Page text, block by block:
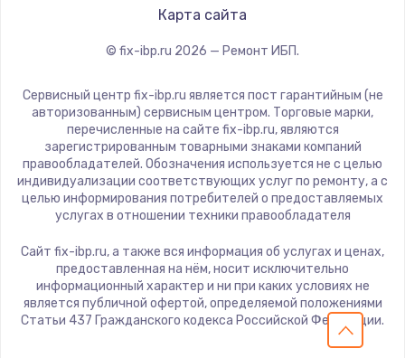
Карта сайта
© fix-ibp.ru 2026 — Ремонт ИБП.
Сервисный центр fix-ibp.ru является пост гарантийным (не
авторизованным) сервисным центром. Торговые марки,
перечисленные на сайте fix-ibp.ru, являются
зарегистрированным товарными знаками компаний
правообладателей. Обозначения используется не с целью
индивидуализации соответствующих услуг по ремонту, а с
целью информирования потребителей о предоставляемых
услугах в отношении техники правообладателя
Сайт fix-ibp.ru, а также вся информация об услугах и ценах,
предоставленная на нём, носит исключительно
информационный характер и ни при каких условиях не
является публичной офертой, определяемой положениями
Статьи 437 Гражданского кодекса Российской Федерации.